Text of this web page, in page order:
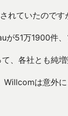
れていたのです
が51万1900件
、各社とも純増
は意外に